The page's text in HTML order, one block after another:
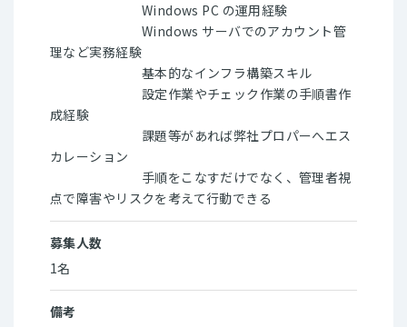
Windows PC の運用経験
Windows サーバでのアカウント管
理など実務経験
基本的なインフラ構築スキル
設定作業やチェック作業の手順書作
成経験
課題等があれば弊社プロパーへエス
カレーション
手順をこなすだけでなく、管理者視
点で障害やリスクを考えて行動できる
募集人数
1名
備考